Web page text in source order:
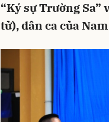
“Ký sự Trường Sa”
tử), dân ca của